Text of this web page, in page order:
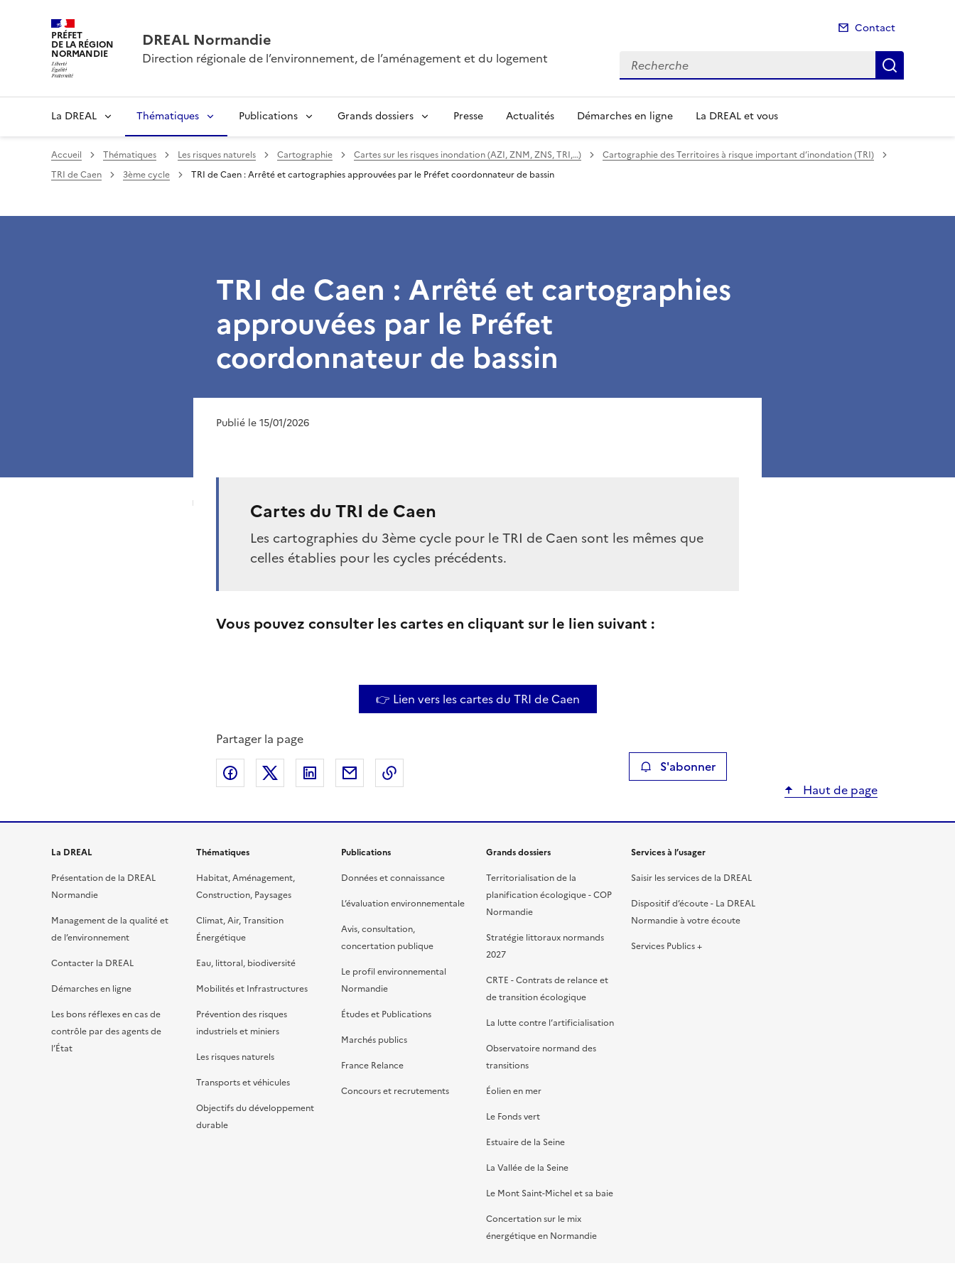
PRÉFET
DE LA RÉGION
NORMANDIE
DREAL Normandie
Direction régionale de l’environnement, de l’aménagement et du logement
Contact
Recherche
La DREAL Thématiques Publications Grands dossiers Presse Actualités Démarches en ligne La DREAL et vous
Accueil Thématiques Les risques naturels Cartographie Cartes sur les risques inondation (AZI, ZNM, ZNS, TRI,…)
Cartographie des Territoires à risque important d’inondation (TRI)
TRI de Caen
3ème cycle TRI de Caen : Arrêté et cartographies approuvées par le Préfet coordonnateur de bassin
TRI de Caen : Arrêté et cartographies
approuvées par le Préfet
coordonnateur de bassin
Publié le 15/01/2026
Cartes du TRI de Caen
Les cartographies du 3ème cycle pour le TRI de Caen sont les mêmes que
celles établies pour les cycles précédents.
Vous pouvez consulter les cartes en cliquant sur le lien suivant :
👉 Lien vers les cartes du TRI de Caen
Partager la page
Partager sur Facebook
Partager sur XPartager sur LinkedIn
Partager par emailCopier le lien de la page dans le presse-papier S'abonner
Haut de page
La DREAL
Présentation de la DREAL
Normandie
Management de la qualité et
de l’environnement
Contacter la DREAL
Démarches en ligne
Les bons réflexes en cas de
contrôle par des agents de
l’État
Thématiques
Habitat, Aménagement,
Construction, Paysages
Climat, Air, Transition
Énergétique
Eau, littoral, biodiversité
Mobilités et Infrastructures
Prévention des risques
industriels et miniers
Les risques naturels
Transports et véhicules
Objectifs du développement
durable
Publications
Données et connaissance
L’évaluation environnementale
Avis, consultation,
concertation publique
Le profil environnemental
Normandie
Études et Publications
Marchés publics
France Relance
Concours et recrutements
Grands dossiers
Territorialisation de la
planification écologique - COP
Normandie
Stratégie littoraux normands
2027
CRTE - Contrats de relance et
de transition écologique
La lutte contre l’artificialisation
Observatoire normand des
transitions
Éolien en mer
Le Fonds vert
Estuaire de la Seine
La Vallée de la Seine
Le Mont Saint-Michel et sa baie
Concertation sur le mix
énergétique en Normandie
Services à l’usager
Saisir les services de la DREAL
Dispositif d’écoute - La DREAL
Normandie à votre écoute
Services Publics +